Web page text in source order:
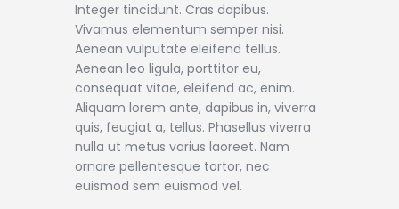
Integer tincidunt. Cras dapibus.
Vivamus elementum semper nisi.
Aenean vulputate eleifend tellus.
Aenean leo ligula, porttitor eu,
consequat vitae, eleifend ac, enim.
Aliquam lorem ante, dapibus in, viverra
quis, feugiat a, tellus. Phasellus viverra
nulla ut metus varius laoreet. Nam
ornare pellentesque tortor, nec
euismod sem euismod vel.